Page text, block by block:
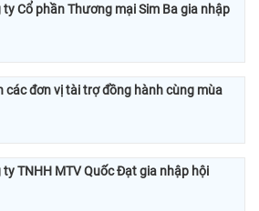
ty Cổ phần Thương mại Sim Ba gia nhập
các đơn vị tài trợ đồng hành cùng mùa
ty TNHH MTV Quốc Đạt gia nhập hội